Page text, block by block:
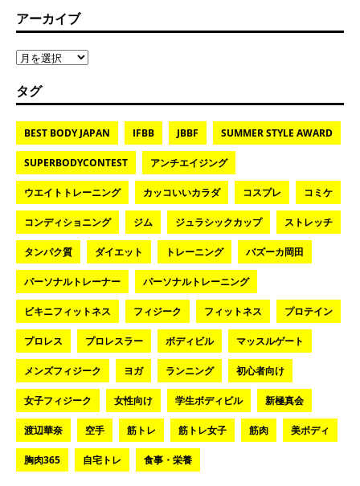
アーカイブ
タグ
BEST BODY JAPAN IFBB JBBF SUMMER STYLE AWARD
SUPERBODYCONTEST アンチエイジング
ウエイトトレーニング カッコいいカラダ コスプレ コミケ
コンディショニング ジム ジュラシックカップ ストレッチ
タンパク質 ダイエット トレーニング バズーカ岡田
パーソナルトレーナー パーソナルトレーニング
ビキニフィットネス フィジーク フィットネス プロテイン
プロレス プロレスラー ボディビル マッスルゲート
メンズフィジーク ヨガ ランニング 初心者向け
女子フィジーク 女性向け 学生ボディビル 新極真会
渡辺華奈 空手 筋トレ 筋トレ女子 筋肉 美ボディ
胸肉365 自宅トレ 食事・栄養